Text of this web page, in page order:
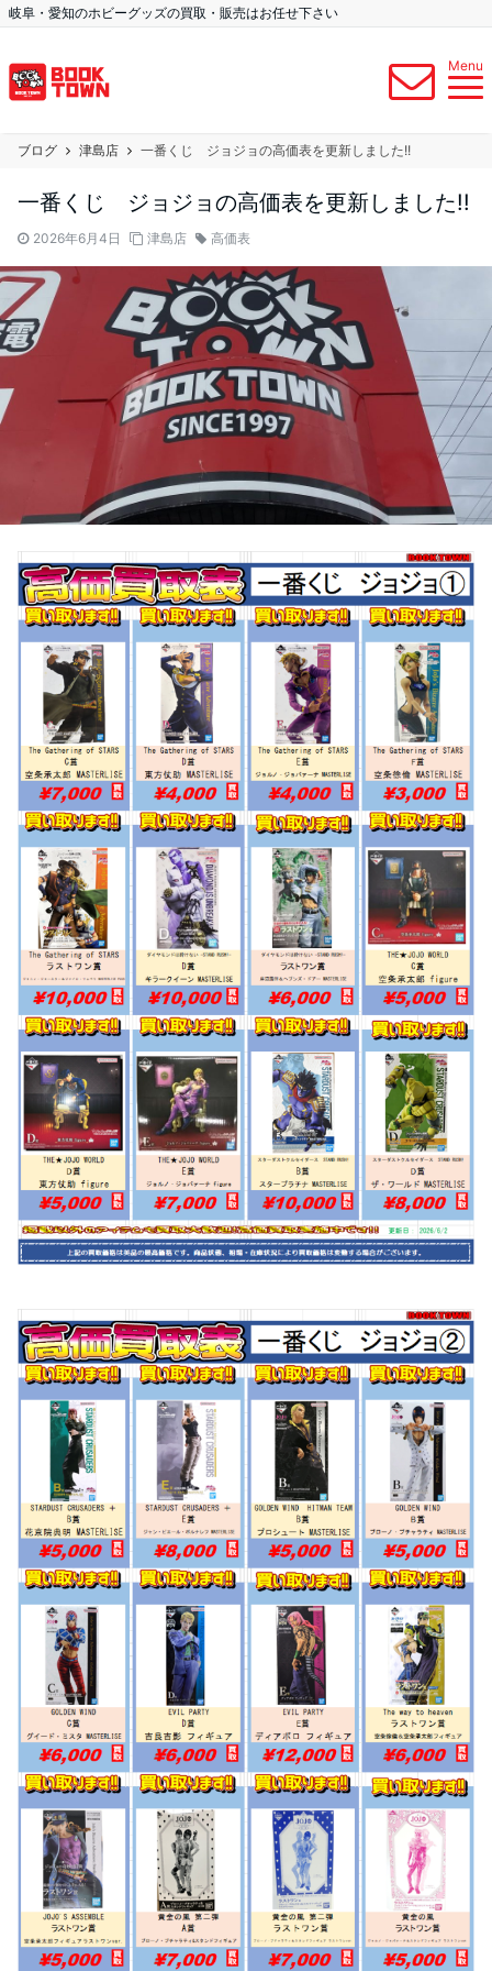
岐阜・愛知のホビーグッズの買取・販売はお任せ下さい
Menu
ブログ 津島店 一番くじ ジョジョの高価表を更新しました!!
一番くじ ジョジョの高価表を更新しました!!
2026年6月4日 津島店 高価表